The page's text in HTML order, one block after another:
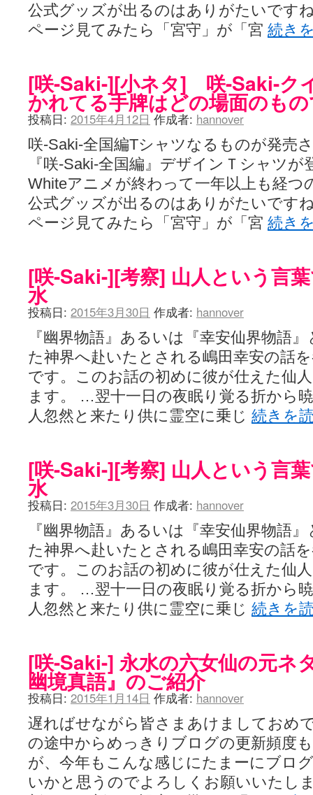
公式グッズが出るのはありがたいです
ページ見てみたら「宮守」が「宮 続き
[咲-Saki-][小ネタ] 咲-Saki-ク
かれてる手牌はどの場面のも
投稿日: 2015年4月12日 作成者: hannover
咲-Saki-全国編Tシャツなるものが発売
『咲-Saki-全国編』デザインＴシャツが
Whiteアニメが終わって一年以上も経つ
公式グッズが出るのはありがたいです
ページ見てみたら「宮守」が「宮 続き
[咲-Saki-][考察] 山人という言
水
投稿日: 2015年3月30日 作成者: hannover
『幽界物語』あるいは『幸安仙界物語
た神界へ赴いたとされる嶋田幸安の話
です。このお話の初めに彼が仕えた仙
ます。 …翌十一日の夜眠り覚る折から
人忽然と来たり供に霊空に乗じ 続きを
[咲-Saki-][考察] 山人という言
水
投稿日: 2015年3月30日 作成者: hannover
『幽界物語』あるいは『幸安仙界物語
た神界へ赴いたとされる嶋田幸安の話
です。このお話の初めに彼が仕えた仙
ます。 …翌十一日の夜眠り覚る折から
人忽然と来たり供に霊空に乗じ 続きを
[咲-Saki-] 永水の六女仙の元ネ
幽境真語』のご紹介
投稿日: 2015年1月14日 作成者: hannover
遅ればせながら皆さまあけましておめ
の途中からめっきりブログの更新頻度
が、今年もこんな感じにたまーにブロ
いかと思うのでよろしくお願いいたし